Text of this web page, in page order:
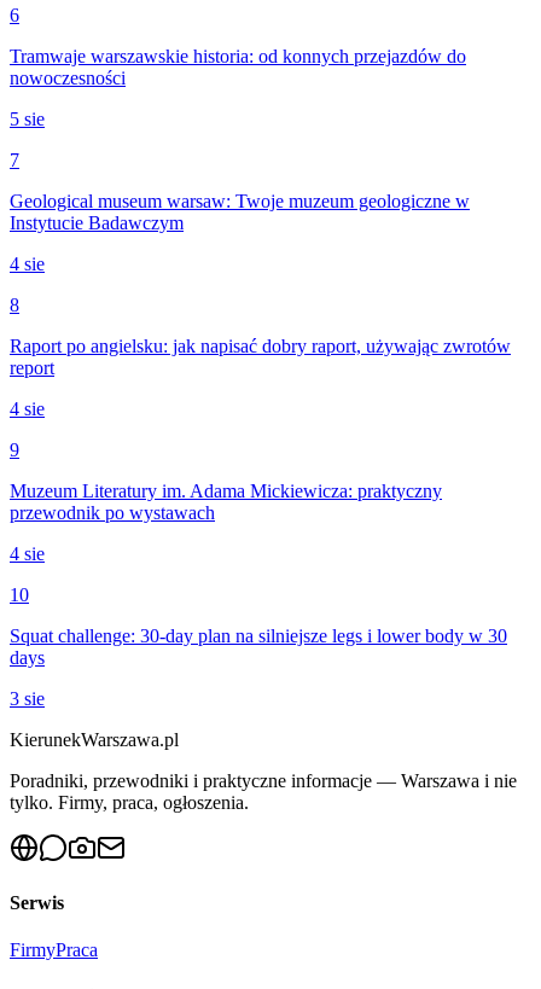
6
Tramwaje warszawskie historia: od konnych przejazdów do
nowoczesności
5 sie
7
Geological museum warsaw: Twoje muzeum geologiczne w
Instytucie Badawczym
4 sie
8
Raport po angielsku: jak napisać dobry raport, używając zwrotów
report
4 sie
9
Muzeum Literatury im. Adama Mickiewicza: praktyczny
przewodnik po wystawach
4 sie
10
Squat challenge: 30-day plan na silniejsze legs i lower body w 30
days
3 sie
KierunekWarszawa.pl
Poradniki, przewodniki i praktyczne informacje — Warszawa i nie
tylko. Firmy, praca, ogłoszenia.
Serwis
FirmyPraca